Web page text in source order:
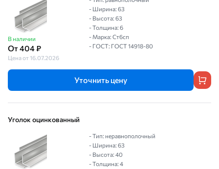
В наличии
От 404 ₽
Цена от 16.07.2026
- Ширина: 63
- Высота: 63
- Толщина: 6
- Марка: Ст6сп
- ГОСТ: ГОСТ 14918-80
Уточнить цену
Уголок оцинкованный
- Тип: неравнополочный
- Ширина: 63
- Высота: 40
- Толщина: 4